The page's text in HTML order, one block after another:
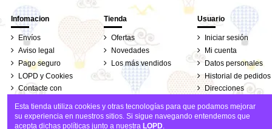
Infomacion
Envíos
Aviso legal
Pago seguro
LOPD y Cookies
Contacte con
Tienda
Ofertas
Novedades
Los más vendidos
Usuario
Iniciar sesión
Mi cuenta
Datos personales
Historial de pedidos
Direcciones
pedidos de clientes
invitados
Esta tienda utiliza cookies y otras tecnologías para que podamos mejorar
su experiencia en nuestros sitios. Si sigue navegando entendemos que
acepta dichas políticas junto a nuestra LOPD.